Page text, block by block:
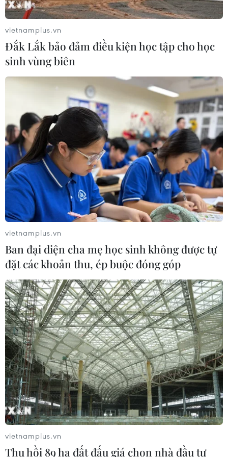
đầu “chào sân” Vietnam
International Fashion Week
15/06/2026 08:03
NTK Đỗ Mạnh Cường cùng 120 người
mẫu sẽ “độc chiếm” bế mạc Tuần
thời trang quốc tế
The Face Vietnam 2026 khởi động
“đường đua” mới với những cá tính
ấn tượng
08/06/2026 05:39
Các nhà tạo mẫu trẻ Việt Nam theo
đuổi dòng chảy bền vững cùng di
sản
08/06/2026 05:32
Áo dài tỏa sáng tại đêm hội đậm sắc
màu văn hóa Việt tại châu Âu
07/06/2026 04:26
Cơ hội cho người mẫu Việt sải bước
trên sàn diễn Milan Fashion Week
04/06/2026 02:56
Lộ diện các NTK quốc tế tham gia
Vietnam International Fashion Week
vietnamplus.vn
Đắk Lắk bảo đảm điều kiện học tập cho học
sinh vùng biên
vietnamplus.vn
Ban đại diện cha mẹ học sinh không được tự
đặt các khoản thu, ép buộc đóng góp
vietnamplus.vn
Thu hồi 89 ha đất đấu giá chọn nhà đầu tư